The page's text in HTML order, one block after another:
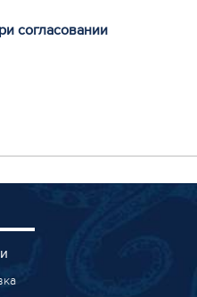
согласовании